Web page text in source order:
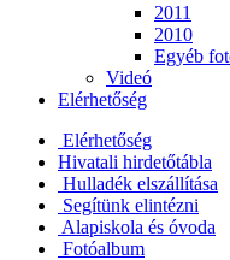
2011
2010
Egyéb
Videó
Elérhetőség
Elérhetőség
Hivatali hirdetőtábla
Hulladék elszállítása
Segítünk elintézni
Alapiskola és óvoda
Fotóalbum